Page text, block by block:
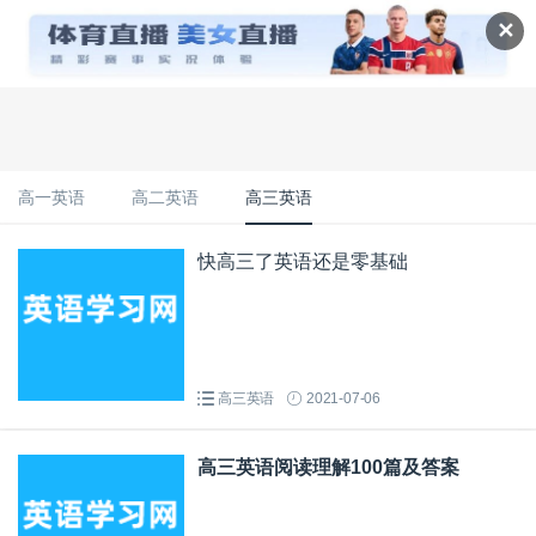
✕
高一英语 高二英语 高三英语
快高三了英语还是零基础
高三英语 2021-07-06
高三英语阅读理解100篇及答案